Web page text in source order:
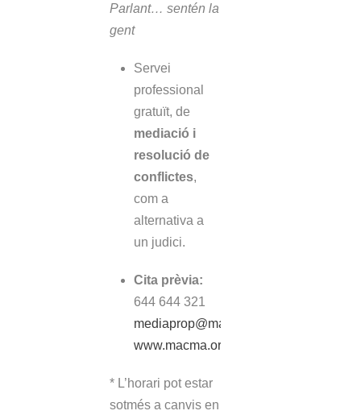
Parlant… sentén la
gent
Servei
professional
gratuït, de
mediació i
resolució de
conflictes,
com a
alternativa a
un judici.
Cita prèvia:
644 644 321
mediaprop@macma.org
www.macma.org
* L’horari pot estar
sotmés a canvis en